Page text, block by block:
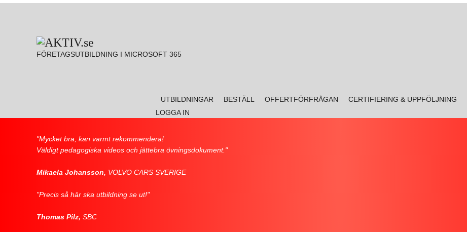
FÖRETAGSUTBILDNING I MICROSOFT 365
Go to:
UTBILDNINGAR BESTÄLL OFFERTFÖRFRÅGAN CERTIFIERING & UPPFÖLJNING
LOGGA IN
"Mycket bra, kan varmt rekommendera!
Väldigt pedagogiska videos och jättebra övningsdokument."
Mikaela Johansson, VOLVO CARS SVERIGE
"Precis så här ska utbildning se ut!"
Thomas Pilz, SBC